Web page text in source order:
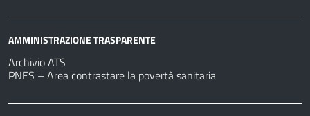
AMMINISTRAZIONE TRASPARENTE
Archivio ATS
PNES – Area contrastare la povertà sanitaria